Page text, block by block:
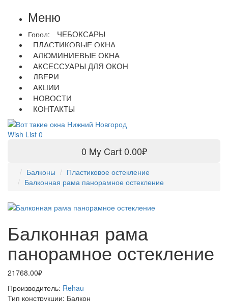
Меню
Город:
ЧЕБОКСАРЫ
ПЛАСТИКОВЫЕ ОКНА
АЛЮМИНИЕВЫЕ ОКНА
АКСЕССУАРЫ ДЛЯ ОКОН
ДВЕРИ
АКЦИИ
НОВОСТИ
КОНТАКТЫ
Wish List 0
0 My Cart0.00₽
Балконы
Пластиковое остекление
Балконная рама панорамное остекление
Балконная рама
панорамное остекление
21768.00₽
Производитель: Rehau
Тип конструкции: Балкон